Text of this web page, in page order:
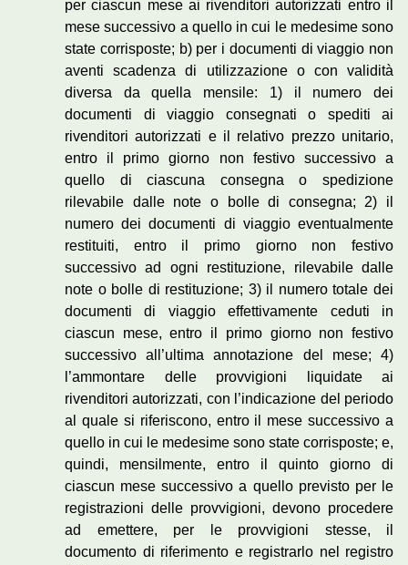
per ciascun mese ai rivenditori autorizzati entro il
mese successivo a quello in cui le medesime sono
state corrisposte; b) per i documenti di viaggio non
aventi scadenza di utilizzazione o con validità
diversa da quella mensile: 1) il numero dei
documenti di viaggio consegnati o spediti ai
rivenditori autorizzati e il relativo prezzo unitario,
entro il primo giorno non festivo successivo a
quello di ciascuna consegna o spedizione
rilevabile dalle note o bolle di consegna; 2) il
numero dei documenti di viaggio eventualmente
restituiti, entro il primo giorno non festivo
successivo ad ogni restituzione, rilevabile dalle
note o bolle di restituzione; 3) il numero totale dei
documenti di viaggio effettivamente ceduti in
ciascun mese, entro il primo giorno non festivo
successivo all’ultima annotazione del mese; 4)
l’ammontare delle provvigioni liquidate ai
rivenditori autorizzati, con l’indicazione del periodo
al quale si riferiscono, entro il mese successivo a
quello in cui le medesime sono state corrisposte; e,
quindi, mensilmente, entro il quinto giorno di
ciascun mese successivo a quello previsto per le
registrazioni delle provvigioni, devono procedere
ad emettere, per le provvigioni stesse, il
documento di riferimento e registrarlo nel registro